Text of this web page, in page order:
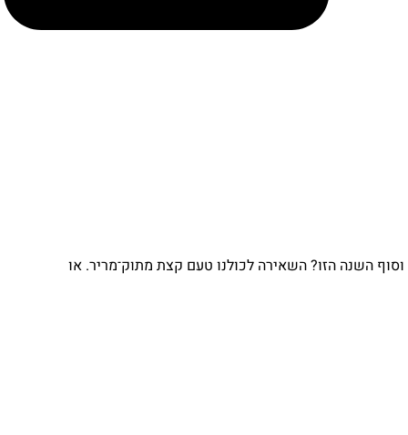
וסוף השנה הזו? השאירה לכולנו טעם קצת מתוק־מריר. או